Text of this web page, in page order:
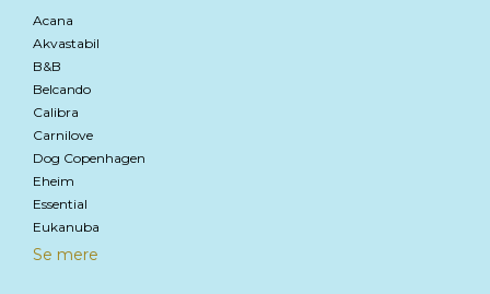
Acana
Akvastabil
B&B
Belcando
Calibra
Carnilove
Dog Copenhagen
Eheim
Essential
Eukanuba
Se mere